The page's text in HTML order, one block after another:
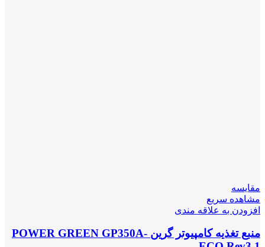
مقایسه
مشاهده سریع
افزودن به علاقه مندی
منبع تغذیه کامپیوتر گرین POWER GREEN GP350A-